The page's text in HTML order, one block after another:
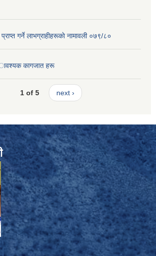
प्राप्त गर्ने लाभग्राहीहरूकाे नामावली ०७९/८०
कागजात हरू
1 of 5 next ›